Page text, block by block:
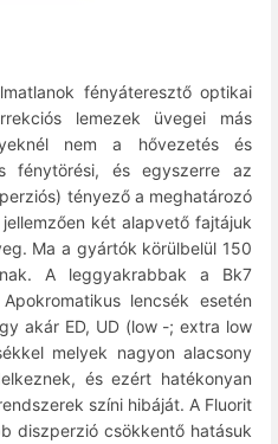
fényáteresztő optikai
lemezek üvegei más
nem a hővezetés és
fénytörési, és egyszerre az
tényező a meghatározó
két alapvető fajtájuk
Ma a gyártók körülbelül 150
A leggyakrabbak a Bk7
lencsék esetén
akár ED, UD (low -; extra low
melyek nagyon alacsony
és ezért hatékonyan
színi hibáját. A Fluorit
diszperzió csökkentő hatásuk